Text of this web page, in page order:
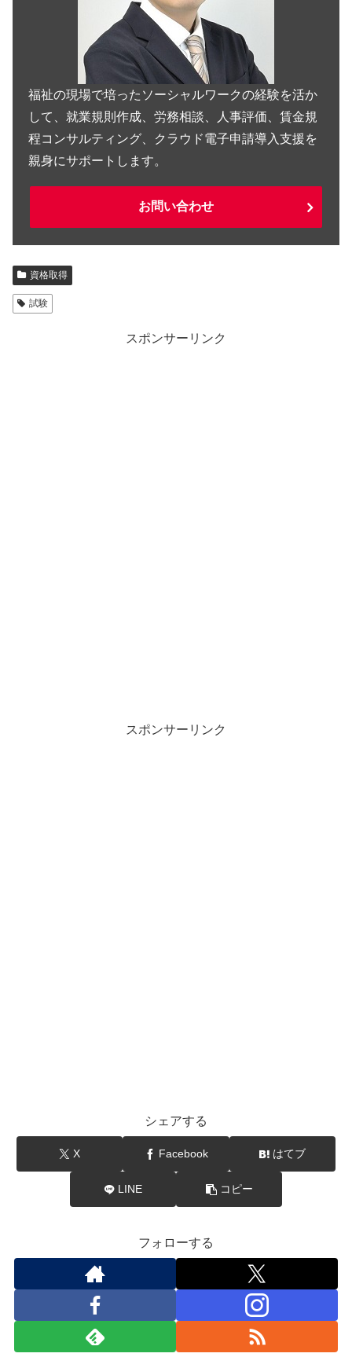
福祉の現場で培ったソーシャルワークの経験を活か
して、就業規則作成、労務相談、人事評価、賃金規
程コンサルティング、クラウド電子申請導入支援を
親身にサポートします。
お問い合わせ
資格取得
試験
スポンサーリンク
スポンサーリンク
シェアする
X Facebook はてブ
LINE コピー
フォローする